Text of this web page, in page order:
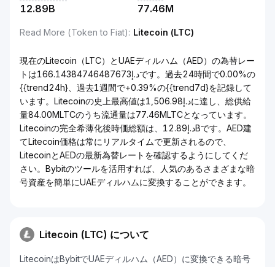
12.89B 77.46M
Read More (Token to Fiat): Litecoin (LTC)
現在のLitecoin（LTC）とUAEディルハム（AED）の為替レー
トはد.إ166.14384746487673です。過去24時間で0.00%の
{{trend24h}、過去1週間で+0.39%の{{trend7d}を記録して
います。Litecoinの史上最高値はد.إ1,506.98に達し、総供給
量84.00MLTCのうち流通量は77.46MLTCとなっています。
Litecoinの完全希薄化後時価総額は、د.إ12.89Bです。AED建
てLitecoin価格は常にリアルタイムで更新されるので、
LitecoinとAEDの最新為替レートを確認するようにしてくだ
さい。Bybitのツールを活用すれば、人気のあるさまざまな暗
号資産を簡単にUAEディルハムに変換することができます。
Litecoin (LTC) について
LitecoinはBybitでUAEディルハム（AED）に変換できる暗号